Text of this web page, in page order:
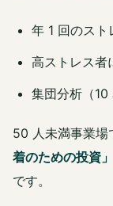
年 1 回のスト
高ストレス者
集団分析（
50 人未満事業場
着のための投資」
です。